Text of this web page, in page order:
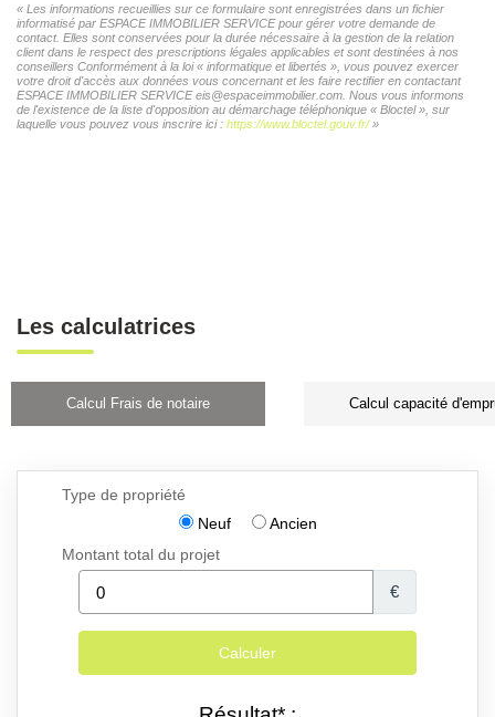
« Les informations recueillies sur ce formulaire sont enregistrées dans un fichier
informatisé par ESPACE IMMOBILIER SERVICE pour gérer votre demande de
contact. Elles sont conservées pour la durée nécessaire à la gestion de la relation
client dans le respect des prescriptions légales applicables et sont destinées à nos
conseillers Conformément à la loi « informatique et libertés », vous pouvez exercer
votre droit d'accès aux données vous concernant et les faire rectifier en contactant
ESPACE IMMOBILIER SERVICE eis@espaceimmobilier.com. Nous vous informons
de l'existence de la liste d'opposition au démarchage téléphonique « Bloctel », sur
laquelle vous pouvez vous inscrire ici : https://www.bloctel.gouv.fr/»
Les calculatrices
Calcul Frais de notaire Calcul capacité